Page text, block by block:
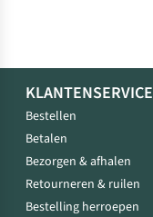
KLANTENSERVICE
Bestellen
Betalen
Bezorgen & afhalen
Retourneren & ruilen
Bestelling herroepen